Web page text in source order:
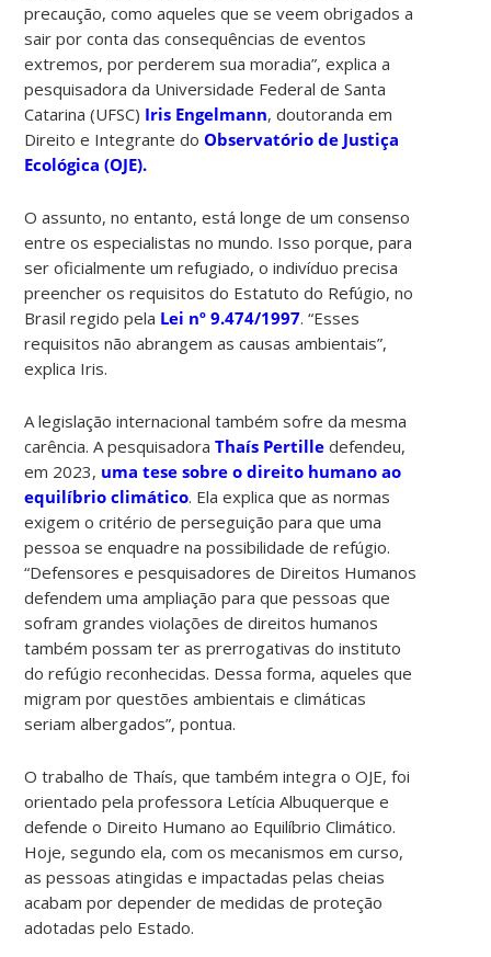
precaução, como aqueles que se veem obrigados a
sair por conta das consequências de eventos
extremos, por perderem sua moradia”, explica a
pesquisadora da Universidade Federal de Santa
Catarina (UFSC) Iris Engelmann, doutoranda em
Direito e Integrante doObservatório de Justiça
Ecológica (OJE).
O assunto, no entanto, está longe de um consenso
entre os especialistas no mundo. Isso porque, para
ser oficialmente um refugiado, o indivíduo precisa
preencher os requisitos do Estatuto do Refúgio, no
Brasil regido pela Lei nº 9.474/1997. “Esses
requisitos não abrangem as causas ambientais”,
explica Iris.
A legislação internacional também sofre da mesma
carência. A pesquisadora Thaís Pertille defendeu,
em 2023, uma tese sobre o direito humano ao
equilíbrio climático. Ela explica que as normas
exigem o critério de perseguição para que uma
pessoa se enquadre na possibilidade de refúgio.
“Defensores e pesquisadores de Direitos Humanos
defendem uma ampliação para que pessoas que
sofram grandes violações de direitos humanos
também possam ter as prerrogativas do instituto
do refúgio reconhecidas. Dessa forma, aqueles que
migram por questões ambientais e climáticas
seriam albergados”, pontua.
O trabalho de Thaís, que também integra o OJE, foi
orientado pela professora Letícia Albuquerque e
defende o Direito Humano ao Equilíbrio Climático.
Hoje, segundo ela, com os mecanismos em curso,
as pessoas atingidas e impactadas pelas cheias
acabam por depender de medidas de proteção
adotadas pelo Estado.